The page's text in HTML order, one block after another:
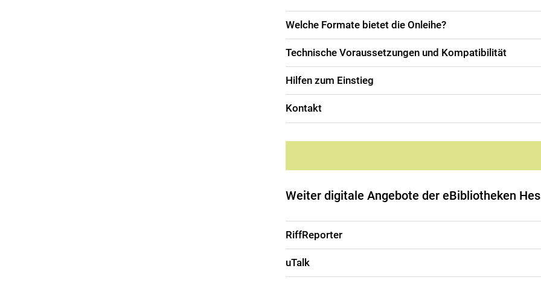
Welche Formate bietet die Onleihe?
Technische Voraussetzungen und Kompatibilität
Hilfen zum Einstieg
Kontakt
Weiter digitale Angebote der eBibliotheken
RiffReporter
uTalk